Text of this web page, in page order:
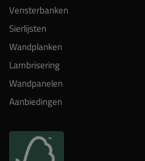
Vensterbanken
Sierlijsten
Wandplanken
Lambrisering
Wandpanelen
Aanbiedingen